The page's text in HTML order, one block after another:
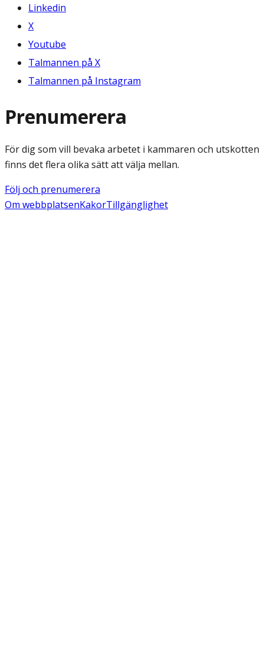
Linkedin
X
Youtube
Talmannen på X
Talmannen på Instagram
Prenumerera
För dig som vill bevaka arbetet i kammaren och utskotten
finns det flera olika sätt att välja mellan.
Följ och prenumerera
Om webbplatsenKakorTillgänglighet